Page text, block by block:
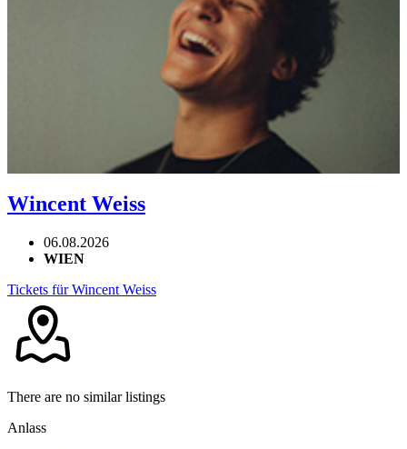
Wincent Weiss
06.08.2026
WIEN
Tickets für Wincent Weiss
There are no similar listings
Anlass